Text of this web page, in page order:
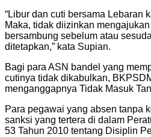
“Libur dan cuti bersama Lebaran
Maka, tidak diizinkan
bersambung sebelum atau
ditetapkan,” kata Supian.
Bagi para ASN bandel yang
cutinya tidak dikabulkan,
menganggapnya Tidak Masuk
Para pegawai yang absen tanpa
sanksi yang tertera di dalam
53 Tahun 2010 tentang Disiplin